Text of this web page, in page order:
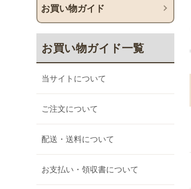
お買い物ガイド
お買い物ガイド一覧
当サイトについて
ご注文について
配送・送料について
お支払い・領収書について